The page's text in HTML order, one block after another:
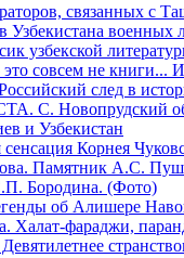
связанных с
Узбекистана военных
узбекской
это совсем не книги...
след в
C. Новопрудский об
и Узбекистан
Корнея
Памятник А.С.
Бородина. (Фото)
об Алишере
Халат-фараджи,